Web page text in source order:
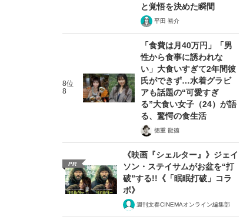
と覚悟を決めた瞬間
平田 裕介
8位
8
「食費は月40万円」「男
性から食事に誘われな
い」大食いすぎて2年間彼
氏ができず…水着グラビ
アも話題の“可愛すぎ
る”大食い女子（24）が語
る、驚愕の食生活
徳重 龍徳
PR
《映画『シェルター』》ジェイ
ソン・ステイサムがお盆を“打
破”する!!《「眠眠打破」コラ
ボ》
週刊文春CINEMAオンライン編集部